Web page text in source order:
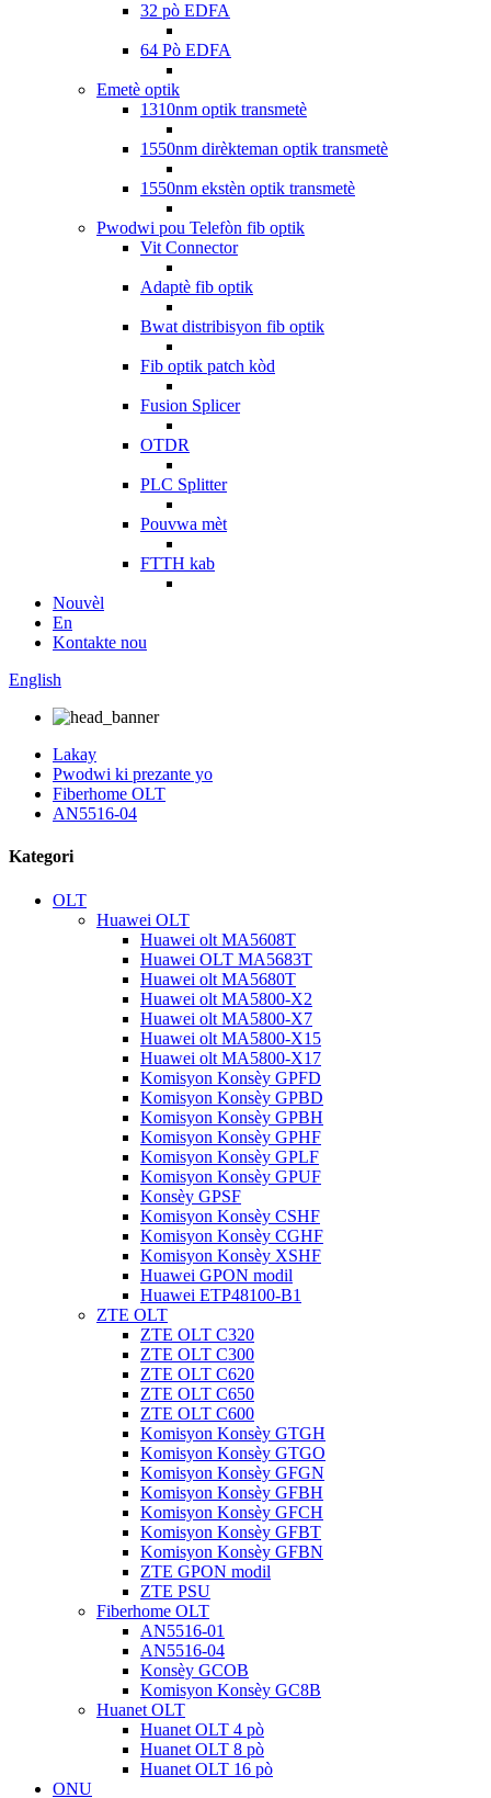
32 pò EDFA
64 Pò EDFA
Emetè optik
1310nm optik transmetè
1550nm dirèkteman optik transmetè
1550nm ekstèn optik transmetè
Pwodwi pou Telefòn fib optik
Vit Connector
Adaptè fib optik
Bwat distribisyon fib optik
Fib optik patch kòd
Fusion Splicer
OTDR
PLC Splitter
Pouvwa mèt
FTTH kab
Nouvèl
En
Kontakte nou
English
Lakay
Pwodwi ki prezante yo
Fiberhome OLT
AN5516-04
Kategori
OLT
Huawei OLT
Huawei olt MA5608T
Huawei OLT MA5683T
Huawei olt MA5680T
Huawei olt MA5800-X2
Huawei olt MA5800-X7
Huawei olt MA5800-X15
Huawei olt MA5800-X17
Komisyon Konsèy GPFD
Komisyon Konsèy GPBD
Komisyon Konsèy GPBH
Komisyon Konsèy GPHF
Komisyon Konsèy GPLF
Komisyon Konsèy GPUF
Konsèy GPSF
Komisyon Konsèy CSHF
Komisyon Konsèy CGHF
Komisyon Konsèy XSHF
Huawei GPON modil
Huawei ETP48100-B1
ZTE OLT
ZTE OLT C320
ZTE OLT C300
ZTE OLT C620
ZTE OLT C650
ZTE OLT C600
Komisyon Konsèy GTGH
Komisyon Konsèy GTGO
Komisyon Konsèy GFGN
Komisyon Konsèy GFBH
Komisyon Konsèy GFCH
Komisyon Konsèy GFBT
Komisyon Konsèy GFBN
ZTE GPON modil
ZTE PSU
Fiberhome OLT
AN5516-01
AN5516-04
Konsèy GCOB
Komisyon Konsèy GC8B
Huanet OLT
Huanet OLT 4 pò
Huanet OLT 8 pò
Huanet OLT 16 pò
ONU